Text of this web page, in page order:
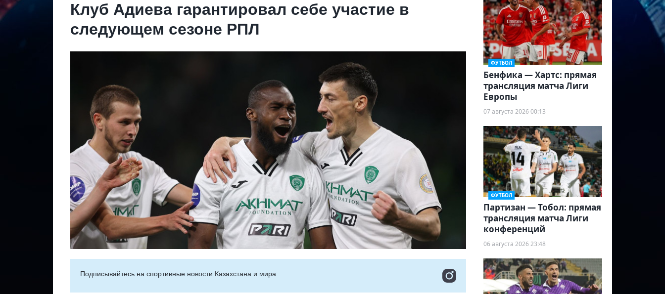
Клуб Адиева гарантировал себе участие в
следующем сезоне РПЛ
Подписывайтесь на cпортивные новости Казахстана и мира
ФУТБОЛ
Бенфика — Хартс: прямая
трансляция матча Лиги
Европы
07 августа 2026 00:13
ФУТБОЛ
Партизан — Тобол: прямая
трансляция матча Лиги
конференций
06 августа 2026 23:48